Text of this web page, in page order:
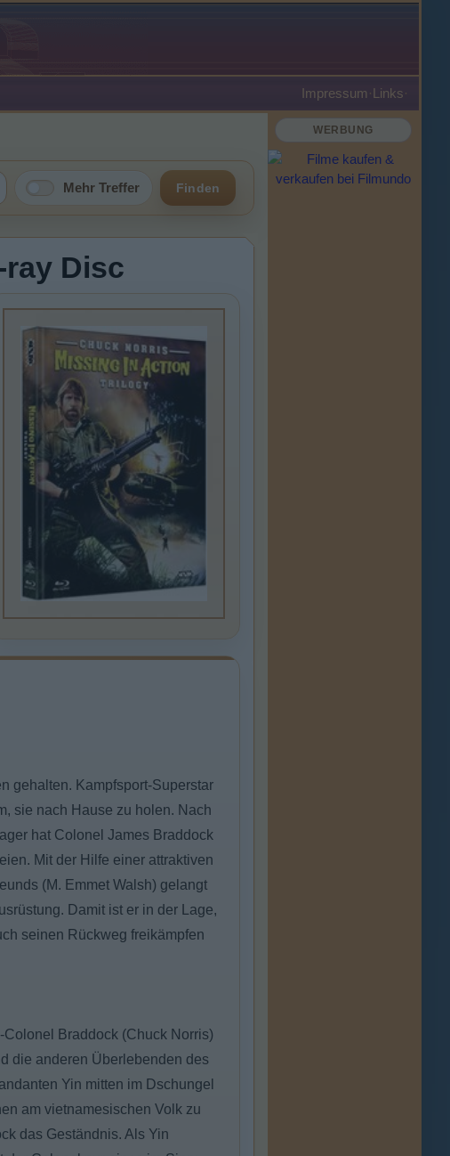
Impressum ·Links·
Mehr Treffer Finden
Disc
gehalten. Kampfsport-Superstar
sie nach Hause zu holen. Nach
hat Colonel James Braddock
Mit der Hilfe einer attraktiven
(M. Emmet Walsh) gelangt
Damit ist er in der Lage,
seinen Rückweg freikämpfen
Braddock (Chuck Norris)
die anderen Überlebenden des
Yin mitten im Dschungel
am vietnamesischen Volk zu
das Geständnis. Als Yin
WERBUNG